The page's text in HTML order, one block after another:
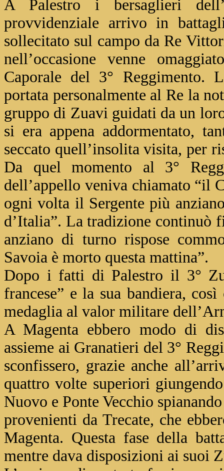
A Palestro i bersaglieri
provvidenziale arrivo in
sollecitato sul campo da Re
nell’occasione venne
Caporale del 3° Reggimento.
portata personalmente al Re la
gruppo di Zuavi guidati da un
si era appena addormentato,
seccato quell’insolita visita, per
Da quel momento al 3°
dell’appello veniva chiamato “il
ogni volta il Sergente più
d’Italia”. La tradizione continuò
anziano di turno rispose
Savoia è morto questa mattina”.
Dopo i fatti di Palestro il 3°
francese” e la sua bandiera,
medaglia al valor militare
A Magenta ebbero modo di
assieme ai Granatieri del 3°
sconfissero, grazie anche
quattro volte superiori
Nuovo e Ponte Vecchio
provenienti da Trecate, che
Magenta. Questa fase della
mentre dava disposizioni ai suoi